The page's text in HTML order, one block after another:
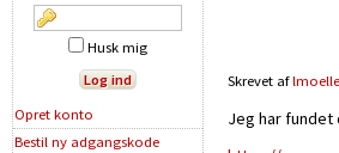
Skrevet af
Jeg har fundet
Husk mig
Opret konto
Bestil ny adgangskode